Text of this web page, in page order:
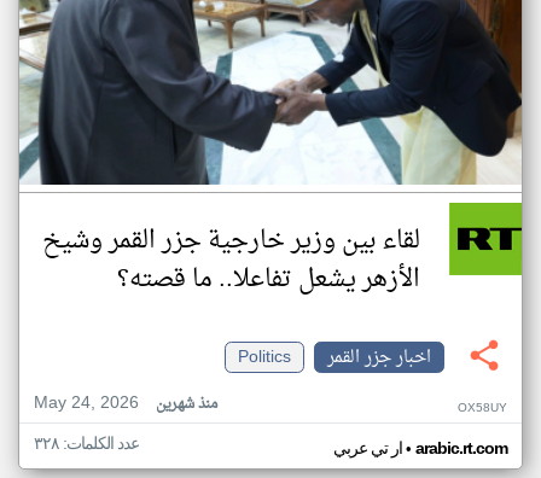
لقاء بين وزير خارجية جزر القمر وشيخ
الأزهر يشعل تفاعلا.. ما قصته؟
اخبار جزر القمر
Politics
May 24, 2026
منذ شهرين OX58UY
ار تي عربي• arabic.rt.com عدد الكلمات: ٣٢٨